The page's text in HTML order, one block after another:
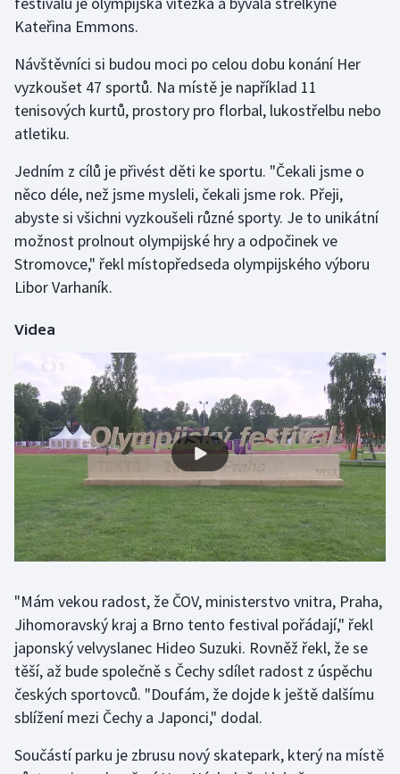
Gymnastika
Házená
Jezdectví
Judo
Krasobruslení
Lezení
Lyže a snowboard
Olympijské hry
Parasport
Plavání
Plážový volejbal
Rychlobruslení
Rychlostní kanoistika
Short track
Sportovní střelba
Kateřina Emmons.
Návštěvníci si budou moci po celou dobu konání Her
vyzkoušet 47 sportů. Na místě je například 11
tenisových kurtů, prostory pro florbal, lukostřelbu nebo
atletiku.
Jedním z cílů je přivést děti ke sportu. "Čekali jsme o
něco déle, než jsme mysleli, čekali jsme rok. Přeji,
abyste si všichni vyzkoušeli různé sporty. Je to unikátní
možnost prolnout olympijské hry a odpočinek ve
Stromovce," řekl místopředseda olympijského výboru
Libor Varhaník.
Videa
"Mám vekou radost, že ČOV, ministerstvo vnitra, Praha,
Jihomoravský kraj a Brno tento festival pořádají," řekl
japonský velvyslanec Hideo Suzuki. Rovněž řekl, že se
těší, až bude společně s Čechy sdílet radost z úspěchu
českých sportovců. "Doufám, že dojde k ještě dalšímu
sblížení mezi Čechy a Japonci," dodal.
Součástí parku je zbrusu nový skatepark, který na místě